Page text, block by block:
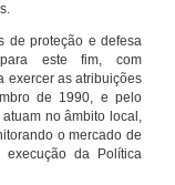
de proteção e defesa
para este fim, com
exercer as atribuições
de 1990, e pelo
no âmbito local,
o mercado de
da Política